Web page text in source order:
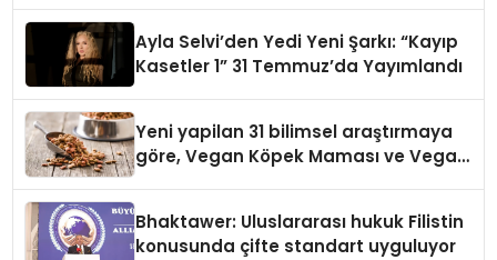
Ayla Selvi’den Yedi Yeni Şarkı: “Kayıp
Kasetler 1” 31 Temmuz’da Yayımlandı
Yeni yapilan 31 bilimsel araştırmaya
göre, Vegan Köpek Maması ve Vegan
Bhaktawer: Uluslararası hukuk Filistin
konusunda çifte standart uyguluyor